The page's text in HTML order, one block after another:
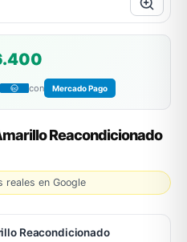
DC con Mercado Pago
Reacondicionado
reales en Google
Reacondicionado